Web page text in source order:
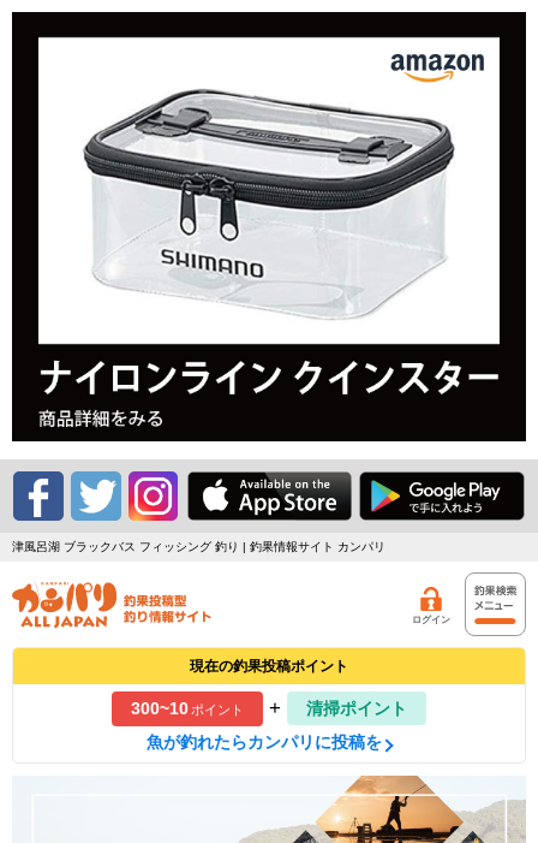
津風呂湖 ブラックバス フィッシング 釣り | 釣果情報サイト カンパリ
ログイン
現在の釣果投稿ポイント
300~10ポイント +
清掃ポイント
魚が釣れたらカンパリに投稿を